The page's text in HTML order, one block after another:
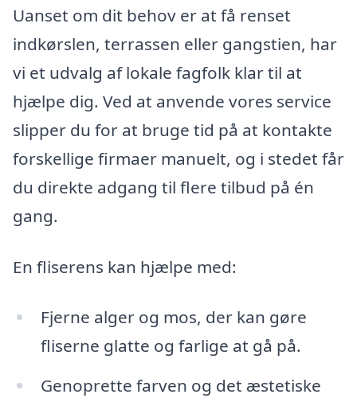
Uanset om dit behov er at få renset
indkørslen, terrassen eller gangstien, har
vi et udvalg af lokale fagfolk klar til at
hjælpe dig. Ved at anvende vores service
slipper du for at bruge tid på at kontakte
forskellige firmaer manuelt, og i stedet får
du direkte adgang til flere tilbud på én
gang.
En fliserens kan hjælpe med:
Fjerne alger og mos, der kan gøre
fliserne glatte og farlige at gå på.
Genoprette farven og det æstetiske